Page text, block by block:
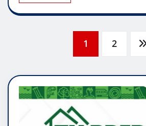
Paginación
de
entradas
1 2